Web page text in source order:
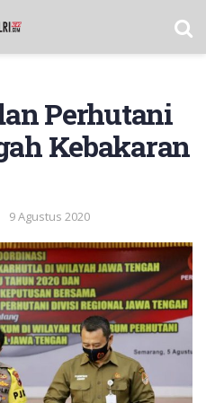
Perhutani
Kebakaran
9 Agustus 2020